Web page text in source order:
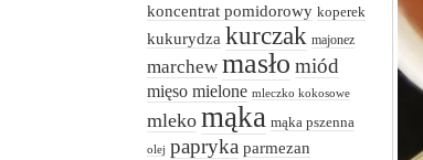
koncentrat pomidorowy koperek
kukurydza kurczak majonez
marchew masło miód
mięso mielone mleczko kokosowe
mleko mąka mąka pszenna
olej papryka parmezan